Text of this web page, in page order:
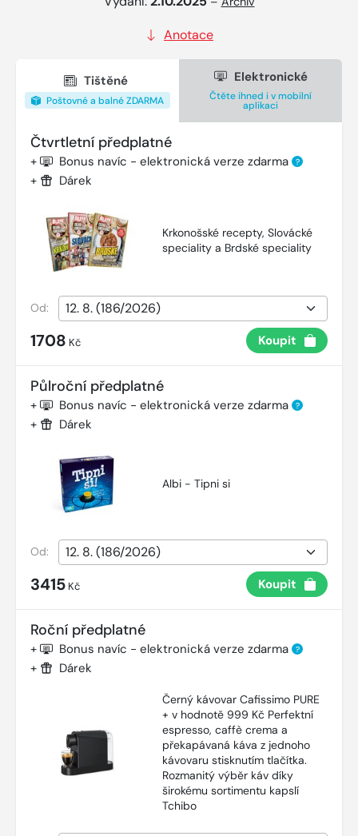
Anotace
Tištěné
Poštovné a balné ZDARMA
Elektronické
Čtěte ihned i v mobilní
aplikaci
Čtvrtletní předplatné
+ Bonus navíc - elektronická verze zdarma ?
+ Dárek
Krkonošské recepty, Slovácké
speciality a Brdské speciality
Od:
1708 Kč Koupit
Půlroční předplatné
+ Bonus navíc - elektronická verze zdarma ?
+ Dárek
Albi - Tipni si
Od:
3415 Kč Koupit
Roční předplatné
+ Bonus navíc - elektronická verze zdarma ?
+ Dárek
Černý kávovar Cafissimo PURE
+ v hodnotě 999 Kč Perfektní
espresso, caffè crema a
překapávaná káva z jednoho
kávovaru stisknutím tlačítka.
Rozmanitý výběr káv díky
širokému sortimentu kapslí
Tchibo